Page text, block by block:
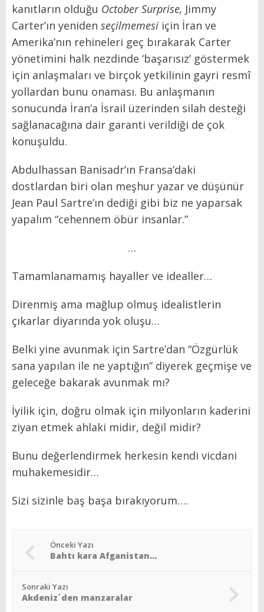
kanıtların olduğu October Surprise, Jimmy
Carter’ın yeniden seçilmemesi için İran ve
Amerika’nın rehineleri geç bırakarak Carter
yönetimini halk nezdinde ‘başarısız’ göstermek
için anlaşmaları ve birçok yetkilinin gayri resmî
yollardan bunu onaması. Bu anlaşmanın
sonucunda İran’a İsrail üzerinden silah desteği
sağlanacağına dair garanti verildiği de çok
konuşuldu.
Abdulhassan Banisadr’ın Fransa’daki
dostlardan biri olan meşhur yazar ve düşünür
Jean Paul Sartre’ın dediği gibi biz ne yaparsak
yapalım “cehennem öbür insanlar.”
…
Tamamlanamamış hayaller ve idealler…
Direnmiş ama mağlup olmuş idealistlerin
çıkarlar diyarında yok oluşu…
Belki yine avunmak için Sartre’dan “Özgürlük
sana yapılan ile ne yaptığın” diyerek geçmişe ve
geleceğe bakarak avunmak mı?
İyilik için, doğru olmak için milyonların kaderini
ziyan etmek ahlaki midir, değil midir?
Bunu değerlendirmek herkesin kendi vicdani
muhakemesidir…
Sizi sizinle baş başa bırakıyorum….
Önceki Yazı
Bahtı kara Afganistan…
Sonraki Yazı
Akdeniz´den manzaralar